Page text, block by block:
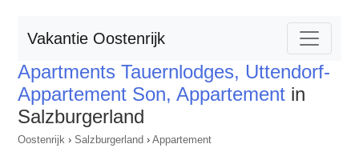
Vakantie Oostenrijk
Apartments Tauernlodges, Uttendorf-
Appartement Son, Appartement in
Salzburgerland
Oostenrijk › Salzburgerland › Appartement